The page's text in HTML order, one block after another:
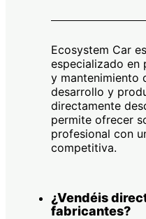
Ecosystem Car
especializado en
y mantenimiento
desarrollo y
directamente
permite ofrecer
profesional con
competitiva.
¿Vendéis
fabricantes?